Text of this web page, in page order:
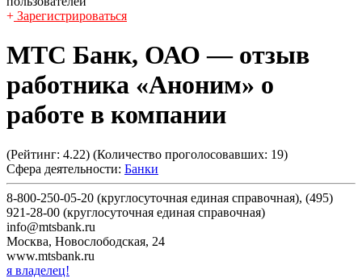
+ Зарегистрироваться
МТС Банк, ОАО — отзыв
работника «Аноним» о
работе в компании
(Рейтинг: 4.22) (Количество проголосовавших: 19)
Сфера деятельности: Банки
8-800-250-05-20 (круглосуточная единая справочная), (495)
921-28-00 (круглосуточная единая справочная)
info@mtsbank.ru
Москва, Новослободская, 24
www.mtsbank.ru
я владелец!